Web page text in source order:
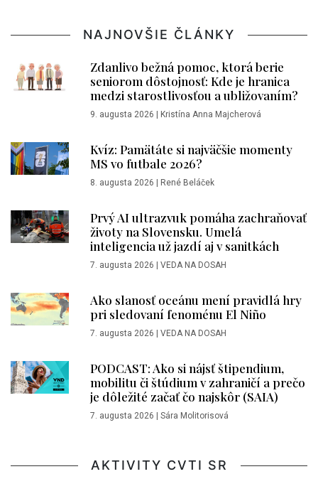
NAJNOVŠIE ČLÁNKY
Zdanlivo bežná pomoc, ktorá berie
seniorom dôstojnosť: Kde je hranica
medzi starostlivosťou a ubližovaním?
9. augusta 2026 | Kristína Anna Majcherová
Kvíz: Pamätáte si najväčšie momenty
MS vo futbale 2026?
8. augusta 2026 | René Beláček
Prvý AI ultrazvuk pomáha zachraňovať
životy na Slovensku. Umelá
inteligencia už jazdí aj v sanitkách
7. augusta 2026 | VEDA NA DOSAH
Ako slanosť oceánu mení pravidlá hry
pri sledovaní fenoménu El Niño
7. augusta 2026 | VEDA NA DOSAH
PODCAST: Ako si nájsť štipendium,
mobilitu či štúdium v zahraničí a prečo
je dôležité začať čo najskôr (SAIA)
7. augusta 2026 | Sára Molitorisová
AKTIVITY CVTI SR